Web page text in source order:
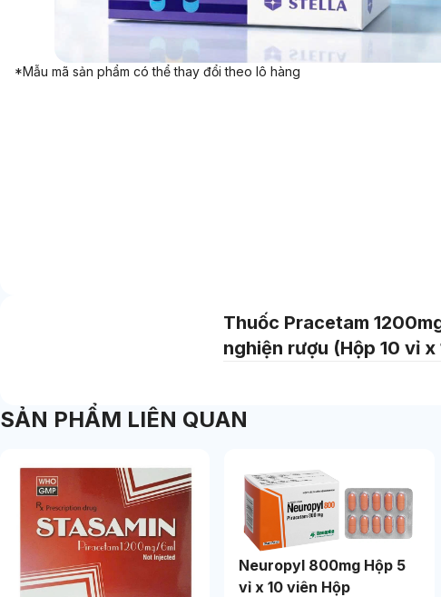
*Mẫu mã sản phẩm có thể thay đổi theo lô hàng
Thuốc Pracetam
nghiện rượu (Hộp 10 vỉ x
SẢN PHẨM LIÊN QUAN
Neuropyl 800mg Hộp 5
vỉ x 10 viên Hộp